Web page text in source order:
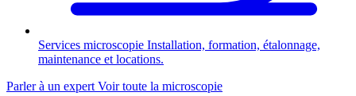
Services microscopie Installation, formation, étalonnage,
maintenance et locations.
Parler à un expert Voir toute la microscopie